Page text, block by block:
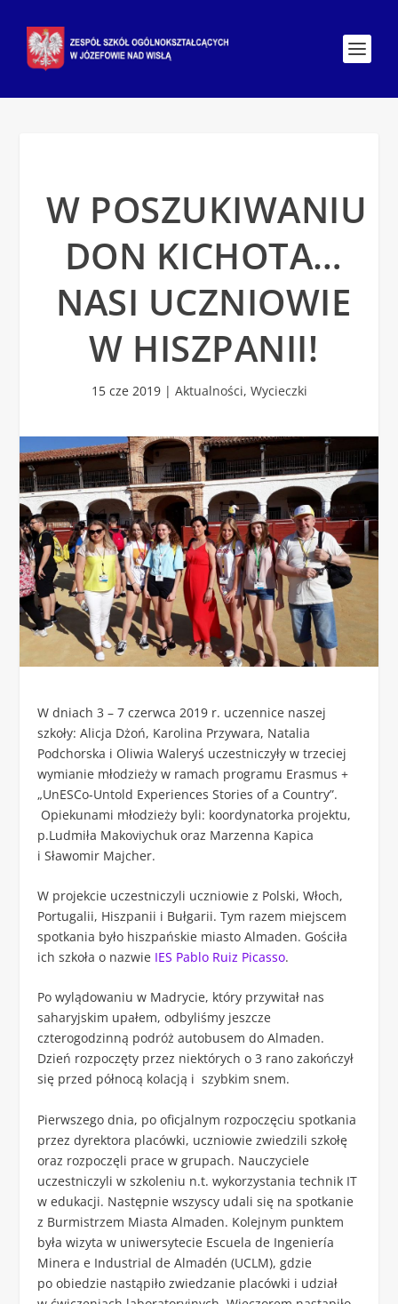
W POSZUKIWANIU
DON KICHOTA…
NASI UCZNIOWIE
W HISZPANII!
15 cze 2019| Aktualności, Wycieczki
W dniach 3 – 7 czerwca 2019 r. uczennice naszej
szkoły: Alicja Dżoń, Karolina Przywara, Natalia
Podchorska i Oliwia Waleryś uczestniczyły w trzeciej
wymianie młodzieży w ramach programu Erasmus +
„UnESCo-Untold Experiences Stories of a Country”.
Opiekunami młodzieży byli: koordynatorka projektu,
p.Ludmiła Makoviychuk oraz Marzenna Kapica
i Sławomir Majcher.
W projekcie uczestniczyli uczniowie z Polski, Włoch,
Portugalii, Hiszpanii i Bułgarii. Tym razem miejscem
spotkania było hiszpańskie miasto Almaden. Gościła
ich szkoła o nazwie IES Pablo Ruiz Picasso.
Po wylądowaniu w Madrycie, który przywitał nas
saharyjskim upałem, odbyliśmy jeszcze
czterogodzinną podróż autobusem do Almaden.
Dzień rozpoczęty przez niektórych o 3 rano zakończył
się przed północą kolacją i szybkim snem.
Pierwszego dnia, po oficjalnym rozpoczęciu spotkania
przez dyrektora placówki, uczniowie zwiedzili szkołę
oraz rozpoczęli prace w grupach. Nauczyciele
uczestniczyli w szkoleniu n.t. wykorzystania technik IT
w edukacji. Następnie wszyscy udali się na spotkanie
z Burmistrzem Miasta Almaden. Kolejnym punktem
była wizyta w uniwersytecie Escuela de Ingeniería
Minera e Industrial de Almadén (UCLM), gdzie
po obiedzie nastąpiło zwiedzanie placówki i udział